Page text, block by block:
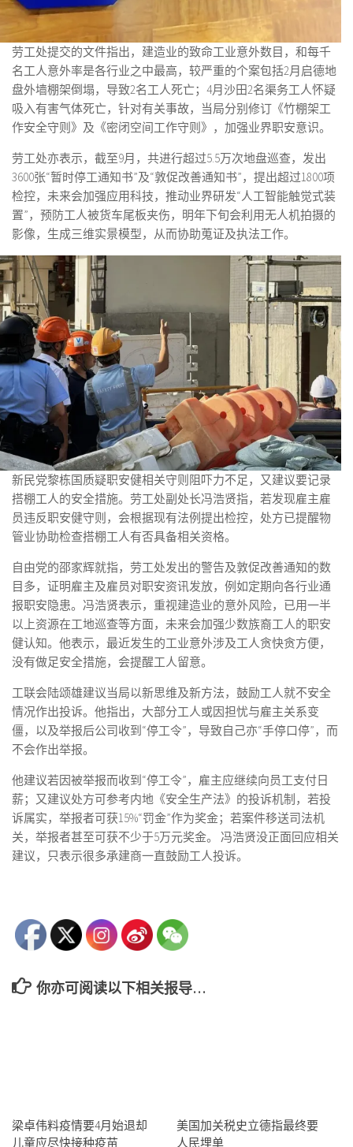
劳工处提交的文件指出，建造业的致命工业意外数目，和每千
名工人意外率是各行业之中最高，较严重的个案包括2月启德地
盘外墙棚架倒塌，导致2名工人死亡；4月沙田2名渠务工人怀疑
吸入有害气体死亡，针对有关事故，当局分别修订《竹棚架工
作安全守则》及《密闭空间工作守则》，加强业界职安意识。
劳工处亦表示，截至9月，共进行超过5.5万次地盘巡查，发出
3600张“暂时停工通知书”及“敦促改善通知书”，提出超过1800项
检控，未来会加强应用科技，推动业界研发“人工智能触觉式装
置”，预防工人被货车尾板夹伤，明年下旬会利用无人机拍摄的
影像，生成三维实景模型，从而协助蒐证及执法工作。
新民党黎栋国质疑职安健相关守则阻吓力不足，又建议要记录
搭棚工人的安全措施。劳工处副处长冯浩贤指，若发现雇主雇
员违反职安健守则，会根据现有法例提出检控，处方已提醒物
管业协助检查搭棚工人有否具备相关资格。
自由党的邵家辉就指，劳工处发出的警告及敦促改善通知的数
目多，证明雇主及雇员对职安资讯发放，例如定期向各行业通
报职安隐患。冯浩贤表示，重视建造业的意外风险，已用一半
以上资源在工地巡查等方面，未来会加强少数族裔工人的职安
健认知。他表示，最近发生的工业意外涉及工人贪快贪方便，
没有做足安全措施，会提醒工人留意。
工联会陆颂雄建议当局以新思维及新方法，鼓励工人就不安全
情况作出投诉。他指出，大部分工人或因担忧与雇主关系变
僵，以及举报后公司收到“停工令”，导致自己亦“手停口停”，而
不会作出举报。
他建议若因被举报而收到“停工令”，雇主应继续向员工支付日
薪；又建议处方可参考内地《安全生产法》的投诉机制，若投
诉属实，举报者可获15%“罚金”作为奖金；若案件移送司法机
关，举报者甚至可获不少于5万元奖金。 冯浩贤没正面回应相关
建议，只表示很多承建商一直鼓励工人投诉。
你亦可阅读以下相关报导…
梁卓伟料疫情要4月始退却
儿童应尽快接种疫苗
美国加关税史立德指最终要
人民埋单